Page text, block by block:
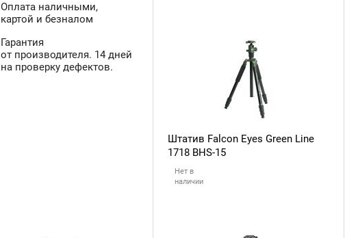
Оплата наличными,
картой и безналом
Гарантия
от производителя. 14 дней
на проверку дефектов.
Штатив Falcon Eyes Green Line
1718 BHS-15
Нет в
наличии